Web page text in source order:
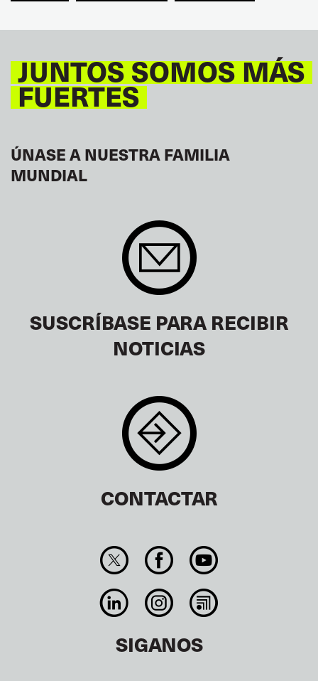
JUNTOS SOMOS MÁS
FUERTES
ÚNASE A NUESTRA FAMILIA
MUNDIAL
SUSCRÍBASE PARA RECIBIR
NOTICIAS
CONTACTAR
SIGANOS